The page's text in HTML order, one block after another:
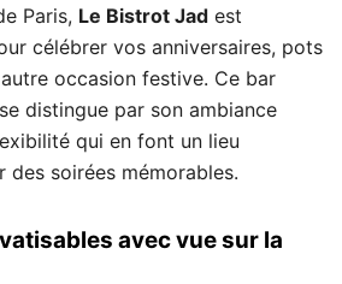
Paris, Le Bistrot Jad est
célébrer vos anniversaires, pots
occasion festive. Ce bar
distingue par son ambiance
qui en font un lieu
des soirées mémorables.
avec vue sur la